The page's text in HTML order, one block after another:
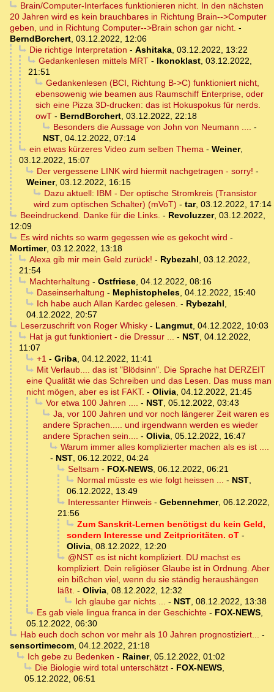
Brain/Computer-Interfaces funktionieren nicht. In den nächsten
20 Jahren wird es kein brauchbares in Richtung Brain-->Computer
geben, und in Richtung Computer-->Brain schon gar nicht. -
BerndBorchert, 03.12.2022, 12:06
Die richtige Interpretation - Ashitaka, 03.12.2022, 13:22
Gedankenlesen mittels MRT- Ikonoklast, 03.12.2022,
21:51
Gedankenlesen (BCI, Richtung B->C) funktioniert nicht,
ebensowenig wie beamen aus Raumschiff Enterprise, oder
sich eine Pizza 3D-drucken: das ist Hokuspokus für nerds.
owT - BerndBorchert, 03.12.2022, 22:18
Besonders die Aussage von John von Neumann .... -
NST, 04.12.2022, 07:14
ein etwas kürzeres Video zum selben Thema- Weiner,
03.12.2022, 15:07
Der vergessene LINK wird hiermit nachgetragen - sorry! -
Weiner, 03.12.2022, 16:15
Dazu aktuell: IBM - Der optische Stromkreis (Transistor
wird zum optischen Schalter) (mVoT) - tar, 03.12.2022, 17:14
Beeindruckend. Danke für die Links. - Revoluzzer, 03.12.2022,
12:09
Es wird nichts so warm gegessen wie es gekocht wird -
Mortimer, 03.12.2022, 13:18
Alexa gib mir mein Geld zurück! - Rybezahl, 03.12.2022,
21:54
Machterhaltung - Ostfriese, 04.12.2022, 08:16
Daseinserhaltung - Mephistopheles, 04.12.2022, 15:40
Ich habe auch Allan Kardec gelesen. - Rybezahl,
04.12.2022, 20:57
Leserzuschrift von Roger Whisky- Langmut, 04.12.2022, 10:03
Hat ja gut funktioniert - die Dressur ... - NST, 04.12.2022,
11:07
+1- Griba, 04.12.2022, 11:41
Mit Verlaub.... das ist "Blödsinn". Die Sprache hat DERZEIT
eine Qualität wie das Schreiben und das Lesen. Das muss man
nicht mögen, aber es ist FAKT. - Olivia, 04.12.2022, 21:45
Vor etwa 100 Jahren .... - NST, 05.12.2022, 03:43
Ja, vor 100 Jahren und vor noch längerer Zeit waren es
andere Sprachen..... und irgendwann werden es wieder
andere Sprachen sein.... - Olivia, 05.12.2022, 16:47
Warum immer alles komplizierter machen als es ist ....
- NST, 06.12.2022, 04:24
Seltsam - FOX-NEWS, 06.12.2022, 06:21
Normal müsste es wie folgt heissen ... - NST,
06.12.2022, 13:49
Interessanter Hinweis- Gebennehmer, 06.12.2022,
21:56
Zum Sanskrit-Lernen benötigst du kein Geld,
sondern Interesse und Zeitprioritäten. oT -
Olivia, 08.12.2022, 12:20
@NST es ist nicht kompliziert. DU machst es
kompliziert. Dein religiöser Glaube ist in Ordnung. Aber
ein bißchen viel, wenn du sie ständig heraushängen
läßt. - Olivia, 08.12.2022, 12:32
Ich glaube gar nichts ... - NST, 08.12.2022, 13:38
Es gab viele lingua franca in der Geschichte- FOX-NEWS,
05.12.2022, 06:30
Hab euch doch schon vor mehr als 10 Jahren prognostiziert... -
sensortimecom, 04.12.2022, 21:18
Ich gebe zu Bedenken - Rainer, 05.12.2022, 01:02
Die Biologie wird total unterschätzt- FOX-NEWS,
05.12.2022, 06:51